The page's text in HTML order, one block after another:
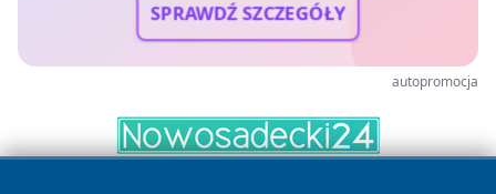
SPRAWDŹ SZCZEGÓŁY
autopromocja